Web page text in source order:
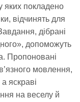
яких покладено
відчинять для
дібрані
допоможуть
Пропоновані
мовлення,
яскраві
на веселу й